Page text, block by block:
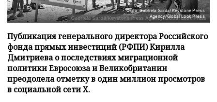
Фото: Gabriela Sarda/Keystone Press
Agency/Global Look Press
Публикация генерального директора Российского
фонда прямых инвестиций (РФПИ) Кирилла
Дмитриева о последствиях миграционной
политики Евросоюза и Великобритании
преодолела отметку в один миллион просмотров
в социальной сети X.